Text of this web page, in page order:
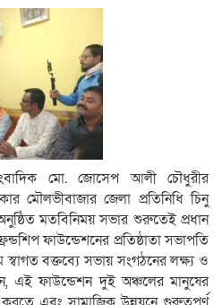
মো. জোসেপ আলী চৌধুরীর
মৌলভীবাজার জেলা প্রতিনিধি চিনু
মতবিনিময় সভার শুরুতেই প্রধান
ফাউন্ডেশনের প্রতিষ্ঠাতা সভাপতি
স্বাগত বক্তব্যে সভায় সংগঠনের লক্ষ্য ও
এই ফাউন্ডেশন দুই অঞ্চলের মানুষের